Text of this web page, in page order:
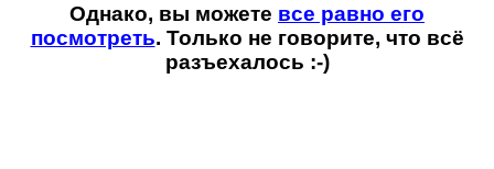
Однако, вы можете все равно его
посмотреть. Только не говорите, что всё
разъехалось :-)